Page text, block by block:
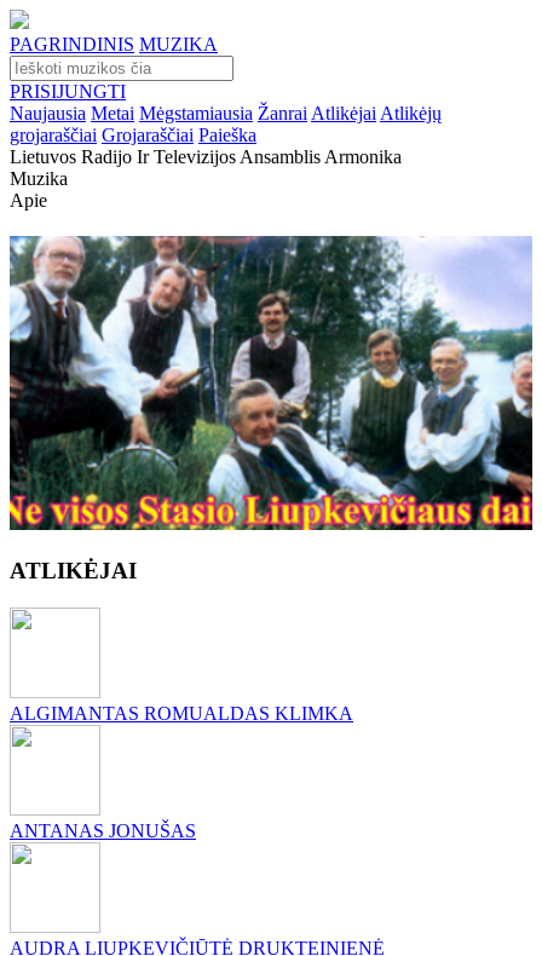
PAGRINDINIS MUZIKA
PRISIJUNGTI
Naujausia Metai Mėgstamiausia Žanrai Atlikėjai Atlikėjų
grojaraščiai Grojaraščiai Paieška
Lietuvos Radijo Ir Televizijos Ansamblis Armonika
Muzika
Apie
ATLIKĖJAI
ALGIMANTAS ROMUALDAS KLIMKA
ANTANAS JONUŠAS
AUDRA LIUPKEVIČIŪTĖ DRUKTEINIENĖ